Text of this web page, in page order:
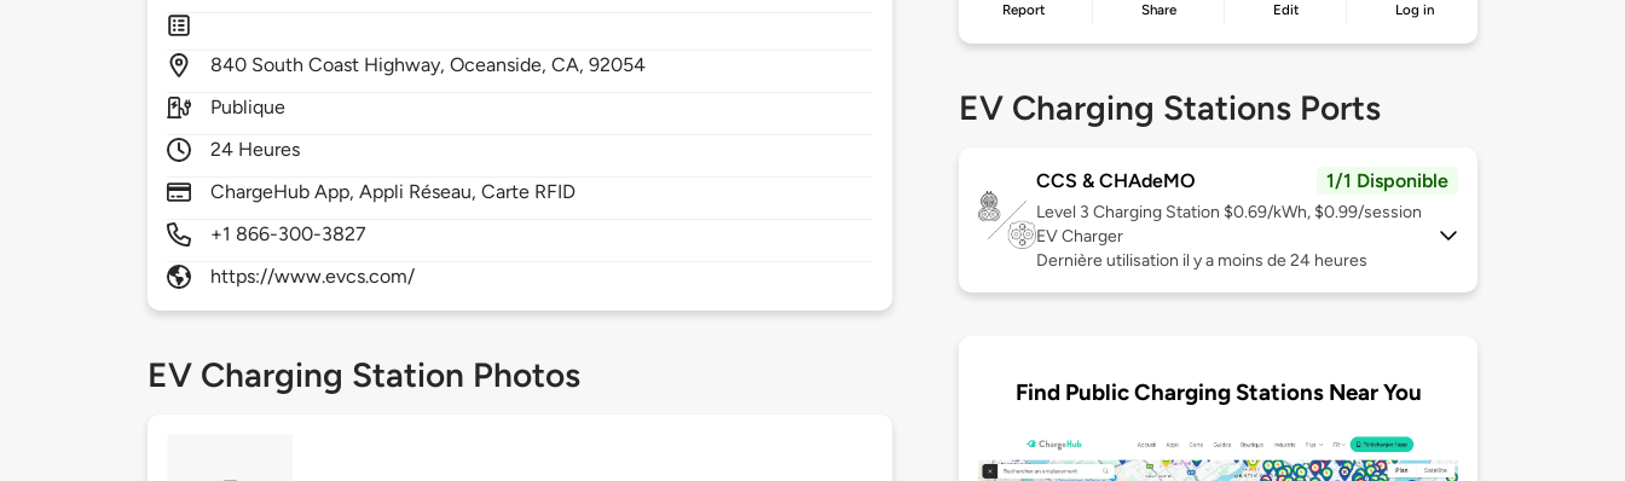
840 South Coast Highway,Oceanside,CA,92054
Publique
24 Heures
ChargeHub App, Appli Réseau, Carte RFID
+1 866-300-3827
https://www.evcs.com/
EV Charging Station Photos
Report Share Edit Log in
EV Charging Stations Ports
CCS & CHAdeMO 1/1 Disponible
Level 3 Charging Station $0.69/kWh, $0.99/session
EV Charger
Dernière utilisation il y a moins de 24 heures
Find Public Charging Stations Near You